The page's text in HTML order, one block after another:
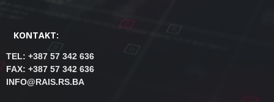
KONTAKT:
TEL: +387 57 342 636
FAX: +387 57 342 636
INFO@RAIS.RS.BA